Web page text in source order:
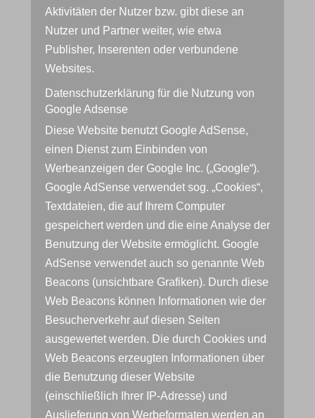
Aktivitäten der Nutzer bzw. gibt diese an
Nutzer und Partner weiter, wie etwa
Publisher, Inserenten oder verbundene
Websites.
Datenschutzerklärung für die Nutzung von
Google Adsense
Diese Website benutzt Google AdSense,
einen Dienst zum Einbinden von
Werbeanzeigen der Google Inc. („Google“).
Google AdSense verwendet sog. „Cookies“,
Textdateien, die auf Ihrem Computer
gespeichert werden und die eine Analyse der
Benutzung der Website ermöglicht. Google
AdSense verwendet auch so genannte Web
Beacons (unsichtbare Grafiken). Durch diese
Web Beacons können Informationen wie der
Besucherverkehr auf diesen Seiten
ausgewertet werden. Die durch Cookies und
Web Beacons erzeugten Informationen über
die Benutzung dieser Website
(einschließlich Ihrer IP-Adresse) und
Auslieferung von Werbeformaten werden an